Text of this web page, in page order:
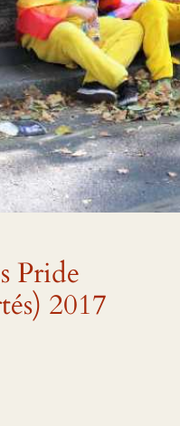
Pride
2017